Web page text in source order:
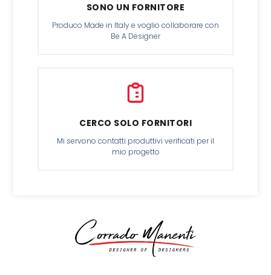
SONO UN FORNITORE
Produco Made in Italy e voglio collaborare con
Be A Designer
CERCO SOLO FORNITORI
Mi servono contatti produttivi verificati per il
mio progetto